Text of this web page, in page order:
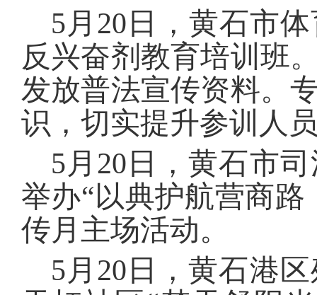
5月20日，黄石市
反兴奋剂教育培训班
发放普法宣传资料。
识，切实提升参训人
5月20日，黄石市
举办“以典护航营商
传月主场活动。
5月20日，黄石港